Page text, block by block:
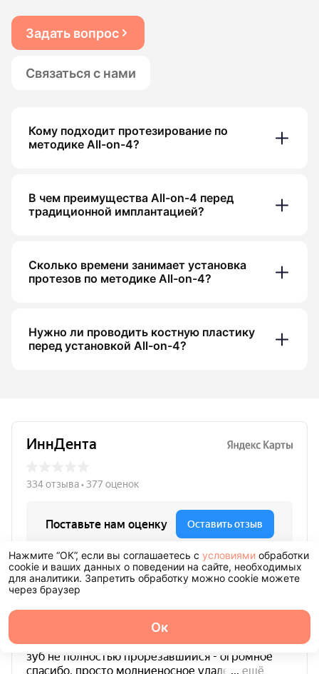
Задать вопрос
Связаться с нами
Кому подходит протезирование по
методике All-on-4?
В чем преимущества All-on-4 перед
традиционной имплантацией?
Сколько времени занимает установка
протезов по методике All-on-4?
Нужно ли проводить костную пластику
перед установкой All-on-4?
Нажмите “ОК”, если вы соглашаетесь с условиями обработки
cookie и ваших данных о поведении на сайте, необходимых
для аналитики. Запретить обработку можно cookie можете
через браузер
Ок